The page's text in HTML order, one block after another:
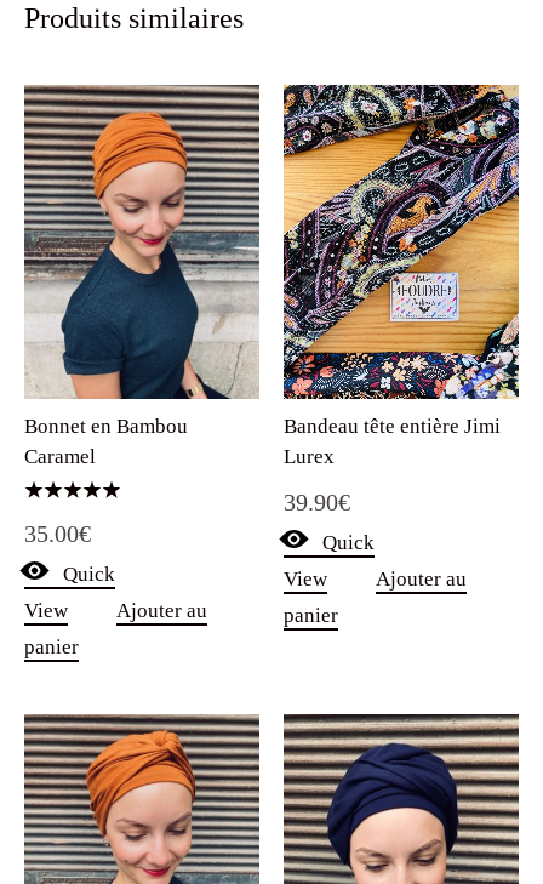
Produits similaires
Bonnet en Bambou
Caramel
5.00
35.00€
Quick
View
Ajouter au
panier
Bandeau tête entière Jimi
Lurex
39.90€
Quick
View
Ajouter au
panier